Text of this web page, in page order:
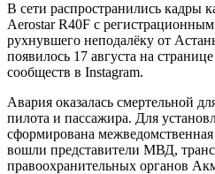
В сети распространились кадры
Aerostar R40F с
рухнувшего неподалёку от
появилось 17 августа на
сообществ в Instagram.
Авария оказалась смертельной
пилота и пассажира. Для
сформирована межведомственная
вошли представители МВД,
правоохранительных органов